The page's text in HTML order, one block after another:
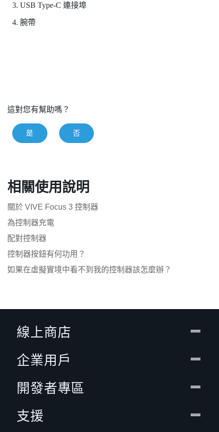
USB Type-C 連接埠
腕帶
這對您有幫助嗎？
是 否
相關使用說明
關於 VIVE Focus 3 控制器
為控制器充電
配對控制器
控制器按鈕有何功用？
如果在虛擬實境中看不到我的控制器該怎麼辦？
線上商店
企業用戶
開發者專區
支援